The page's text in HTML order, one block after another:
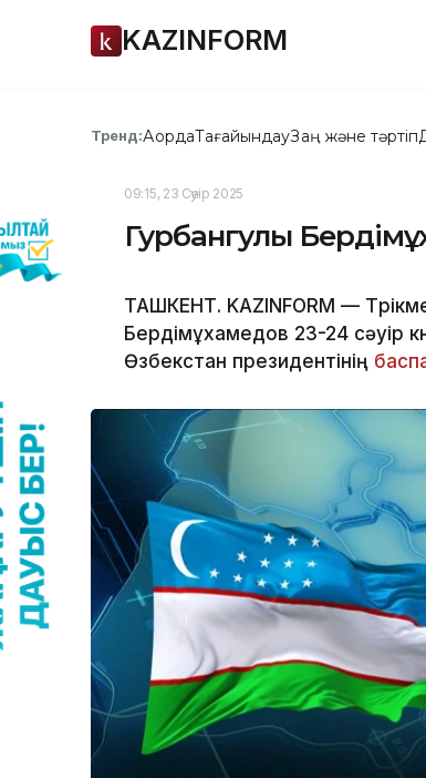
KAZINFORM
Тренд:АқордаТағайындауЗаң және тәртіп
09:15, 23 Сәуір 2025
Гурбангулы
ТАШКЕНТ. KAZINFORM —
Бердімұхамедов 23-24 сәуір
Өзбекстан президентінің